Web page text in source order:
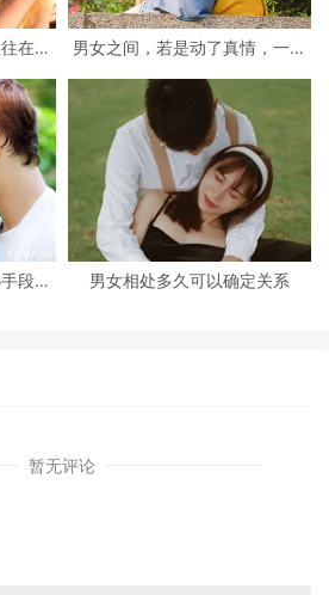
在这
男女之间，若是动了真情，一般
段：
男女相处多久可以确定关系
暂无评论